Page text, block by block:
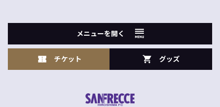
メニューを開く
チケット グッズ